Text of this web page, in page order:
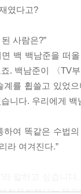
였다고?
사람은?”
백 백남준을 떠
. 백남준이 〈TV
를 휩쓸고 있었
니다. 우리에게
하여 똑같은 수법
라 여겨진다.”
화무쌍했다는 뜻